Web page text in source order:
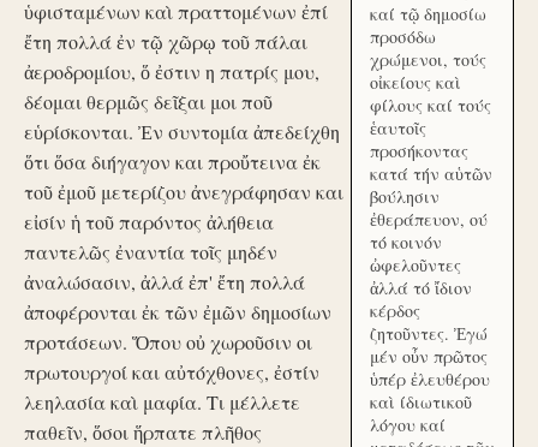
ὑφισταμένων καὶ πραττομένων ἐπί
ἔτη πολλά ἐν τῷ χῶρῳ τοῦ πάλαι
ἀεροδρομίου, ὅ ἐστιν η πατρίς μου,
δέομαι θερμῶς δεῖξαι μοι ποῦ
εὑρίσκονται. Ἐν συντομία ἀπεδείχθη
ὅτι ὅσα διήγαγον και προὔτεινα ἐκ
τοῦ ἐμοῦ μετερίζου ἀνεγράφησαν και
εἰσίν ἡ τοῦ παρόντος ἀλήθεια
παντελῶς ἐναντία τοῖς μηδέν
ἀναλώσασιν, ἀλλά ἐπ' ἔτη πολλά
ἀποφέρονται ἐκ τῶν ἐμῶν δημοσίων
προτάσεων. Ὅπου οὐ χωροῦσιν οι
πρωτουργοί και αὐτόχθονες, ἐστίν
λεηλασία καὶ μαφία. Τι μέλλετε
παθεῖν, ὅσοι ἥρπατε πλῆθος
καί τῷ δημοσίω
προσόδω
χρώμενοι, τούς
οἰκείους καὶ
φίλους καί τούς
ἑαυτοῖς
προσήκοντας
κατά τήν αὑτῶν
βούλησιν
ἐθεράπευον, ού
τό κοινόν
ὠφελοῦντες
ἀλλά τό ἴδιον
κέρδος
ζητοῦντες. Ἐγώ
μέν οὖν πρῶτος
ὑπέρ ἐλευθέρου
καὶ ίδιωτικοῦ
λόγου καί